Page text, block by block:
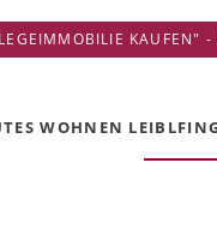
KAUFEN" -
WOHNEN